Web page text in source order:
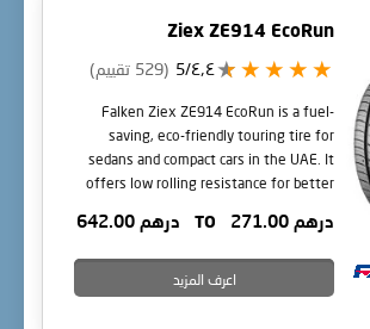
Ziex ZE914 EcoRun
٤٫٤/5 (529 تقييم)
Falken Ziex ZE914 EcoRun is a fuel-
saving, eco-friendly touring tire for
sedans and compact cars in the UAE. It
offers low rolling resistance for better
comfort, and long life in extreme heat.
درهم 271.00 درهم 642.00
اعرف المزيد